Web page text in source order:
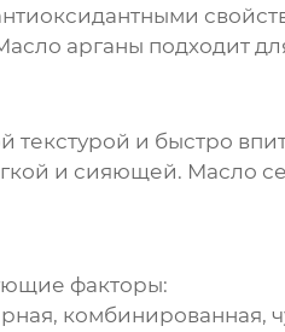
арганы подходит
и быстро
и сияющей. Масло
факторы:
комбинированная,